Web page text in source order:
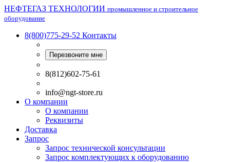
НЕФТЕГАЗ ТЕХНОЛОГИИ промышленное и строительное
оборудование
8(800)775-29-52 Контакты
Перезвоните мне
8(812)602-75-61
info@ngt-store.ru
О компании
О компании
Реквизиты
Доставка
Запрос
Запрос технической консультации
Запрос комплектующих к оборудованию